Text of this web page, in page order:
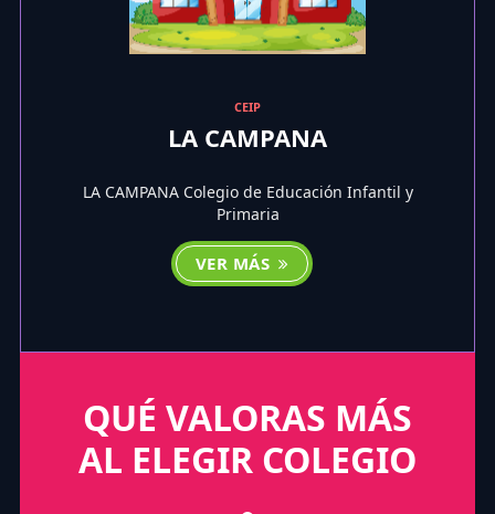
CEIP
LA CAMPANA
LA CAMPANA Colegio de Educación Infantil y
Primaria
VER MÁS
QUÉ VALORAS MÁS
AL ELEGIR COLEGIO